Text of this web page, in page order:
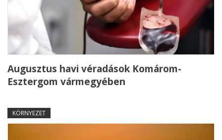
Augusztus havi véradások Komárom-
Esztergom vármegyében
KÖRNYEZET